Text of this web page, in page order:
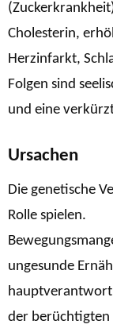
Cholesterin,
Herzinfarkt,
Folgen sind
und eine
Ursachen
Die genetische
Rolle spielen.
ungesunde
der berüchtigten